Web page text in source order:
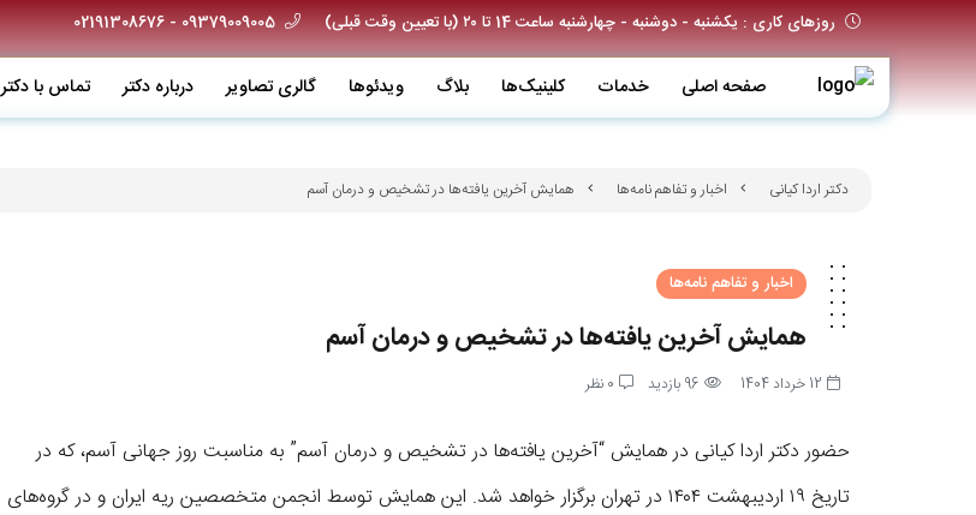
روزهای کاری : یکشنبه - دوشنبه - چهارشنبه ساعت 14 تا ۲۰ (با تعیین وقت قبلی) 09379009005 - 02191308676
صفحه اصلی خدمات کلینیک‌ها بلاگ ویدئو‌ها گالری تصاویر درباره دکتر تماس با دکتر
دکتر اردا کیانی اخبار و تفاهم نامه‌ها همایش آخرین یافته‌ها در تشخیص و درمان آسم
اخبار و تفاهم نامه‌ها
همایش آخرین یافته‌ها در تشخیص و درمان آسم
12 خرداد 1404 96 بازدید 0 نظر
حضور دکتر اردا کیانی در همایش “آخرین یافته‌ها در تشخیص و درمان آسم” به مناسبت روز جهانی آسم، که در
تاریخ ۱۹ اردیبهشت ۱۴۰۴ در تهران برگزار خواهد شد. این همایش توسط انجمن متخصصین ریه ایران و در گروه‌های